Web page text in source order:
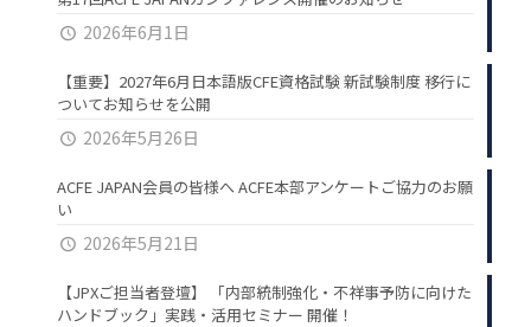
2026年6月1日
【重要】2027年6月日本語版CFE資格試験 新試験制度 移行に
ついてお知らせを公開
2026年5月26日
ACFE JAPAN会員の皆様へ ACFE本部アンケートご協力のお願
い
2026年5月21日
【JPXご担当者登壇】 「内部統制強化・不祥事予防に向けた
ハンドブック」実践・活用セミナー 開催！